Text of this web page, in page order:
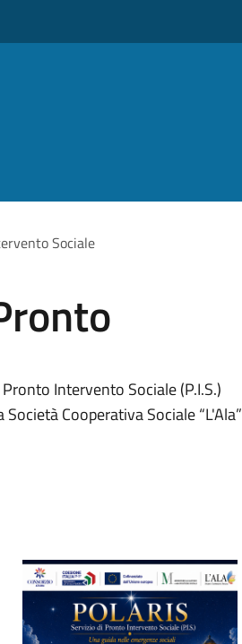
Sociale
Intervento Sociale (P.I.S.)
Cooperativa Sociale “L'Ala”